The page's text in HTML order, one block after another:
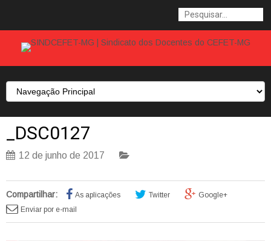
_DSC0127
12 de junho de 2017
Compartilhar: As aplicações Twitter
Google+
Enviar por e-mail